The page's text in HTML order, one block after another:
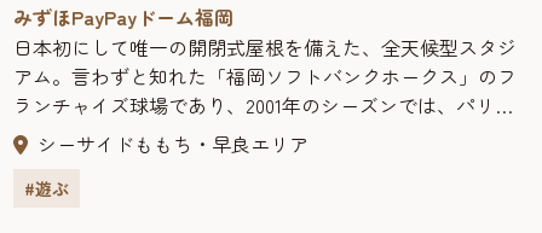
みずほPayPayドーム福岡
日本初にして唯一の開閉式屋根を備えた、全天候型スタジ
アム。言わずと知れた「福岡ソフトバンクホークス」のフ
ランチャイズ球場であり、2001年のシーズンでは、パリー
グ史上初観客動員数300万人を数えた。【福岡ソフトバンク
ホークス】1999年、2000年と２年間連続リーグ優勝を成し
遂げ、2001年の観客動員数はジャイアンツに次ぐ300万人を
シーサイドももち・早良エリア
#遊ぶ